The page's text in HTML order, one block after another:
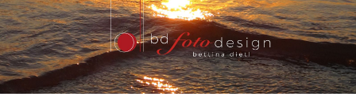
. . .